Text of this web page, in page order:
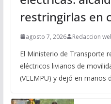
restringirlas en
agosto 7, 2026 Redaccion
El Ministerio de Transporte
eléctricos livianos de
(VELMPU) y dejó en manos